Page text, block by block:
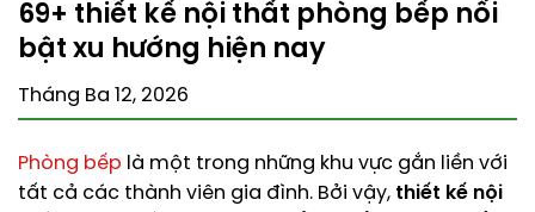
69+ thiết kế nội thất phòng bếp nổi
bật xu hướng hiện nay
Tháng Ba 12, 2026
Phòng bếp là một trong những khu vực gắn liền với
tất cả các thành viên gia đình. Bởi vậy, thiết kế nội